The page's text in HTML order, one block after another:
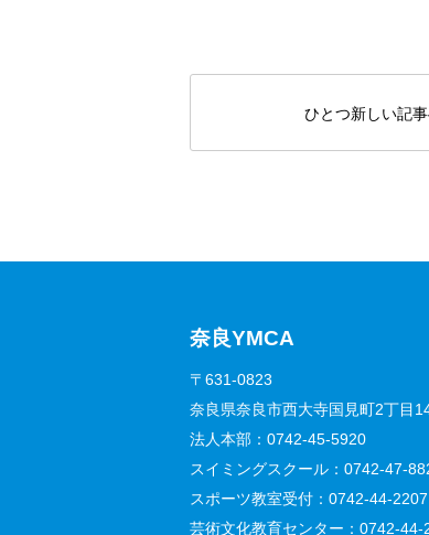
ひとつ新しい記
奈良YMCA
〒631-0823
奈良県奈良市西大寺国見町2丁目
法人本部： 0742-45-5920
スイミングスクール： 0742-47-
スポーツ教室受付： 0742-44-2207
芸術文化教育センター： 0742-44-